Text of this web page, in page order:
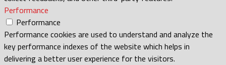
Performance
Performance
Performance cookies are used to understand and analyze the
key performance indexes of the website which helps in
delivering a better user experience for the visitors.